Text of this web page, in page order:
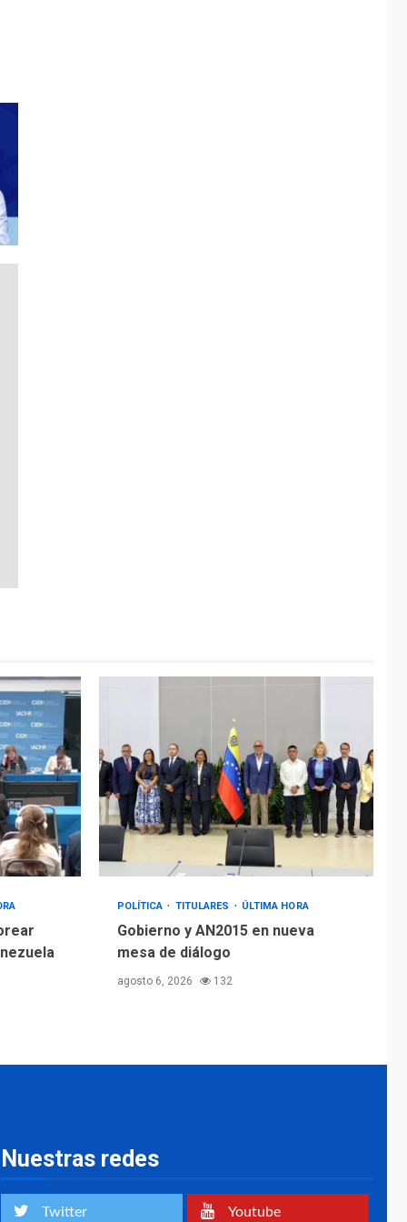
POLÍTICA TITULARES ÚLTIMA HORA
Gobierno y AN2015 en nueva
mesa de diálogo
agosto 6, 2026 132
Nuestras redes
Twitter Youtube